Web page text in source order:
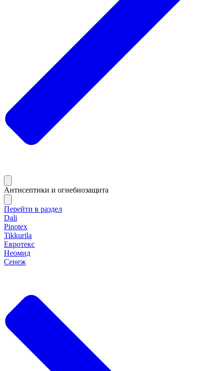
Антисептики и огнебиозащита
Перейти в раздел
Dali
Pinotex
Tikkurila
Евротекс
Неомид
Сенеж